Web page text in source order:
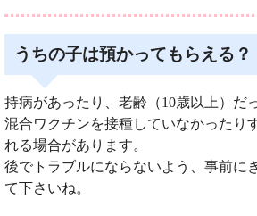
うちの子は預かってもらえる？
持病があったり、老齢（10歳以上）だ
混合ワクチンを接種していなかったり
れる場合があります。
後でトラブルにならないよう、事前に
て下さいね。